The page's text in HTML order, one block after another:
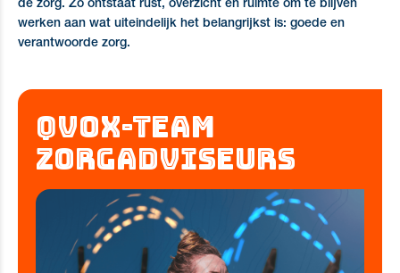
de zorg. Zo ontstaat rust, overzicht en ruimte om te blijven
werken aan wat uiteindelijk het belangrijkst is: goede en
verantwoorde zorg.
QVOX-TEAM
ZORGADVISEURS